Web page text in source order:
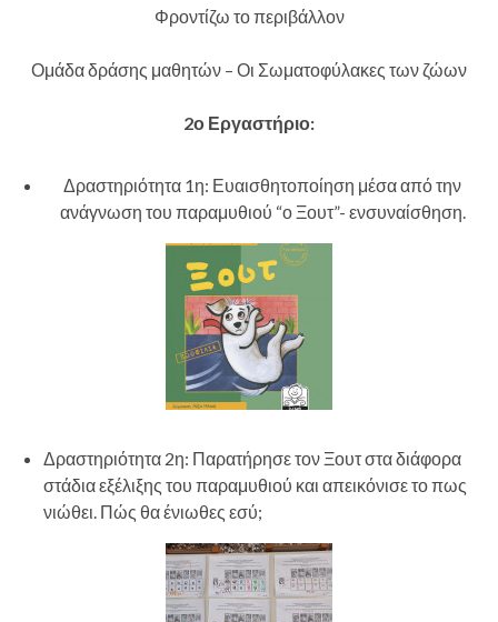
Φροντίζω το περιβάλλον
Ομάδα δράσης μαθητών – Οι Σωματοφύλακες των ζώων
2ο Εργαστήριο:
Δραστηριότητα 1η: Ευαισθητοποίηση μέσα από την
ανάγνωση του παραμυθιού “ο Ξουτ”- ενσυναίσθηση.
Δραστηριότητα 2η: Παρατήρησε τον Ξουτ στα διάφορα
στάδια εξέλιξης του παραμυθιού και απεικόνισε το πως
νιώθει. Πώς θα ένιωθες εσύ;